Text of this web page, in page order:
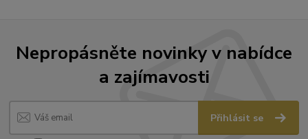
Nepropásněte novinky v nabídce
a zajímavosti
Přihlásit se